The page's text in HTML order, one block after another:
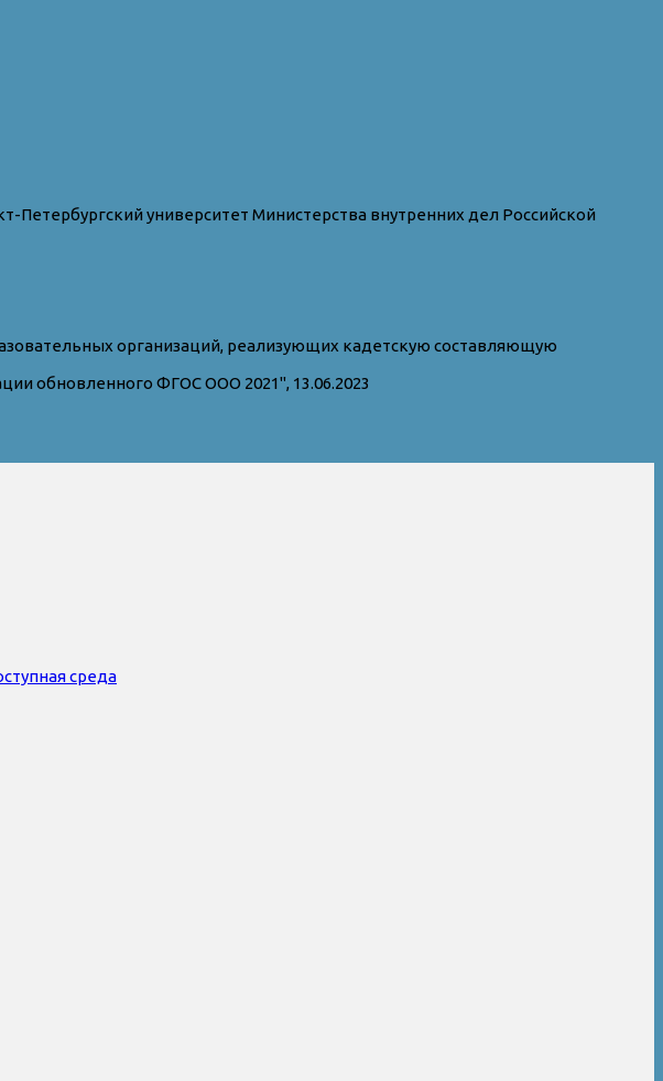
университет Министерства внутренних дел Российской
организаций, реализующих кадетскую составляющую
обновленного ФГОС ООО 2021", 13.06.2023
среда